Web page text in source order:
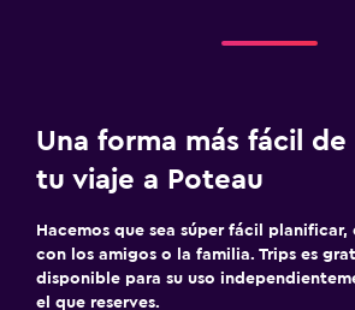
Una forma más fácil
tu viaje a Poteau
Hacemos que sea súper fácil
con los amigos o la familia. Trips es
disponible para su uso
el que reserves.